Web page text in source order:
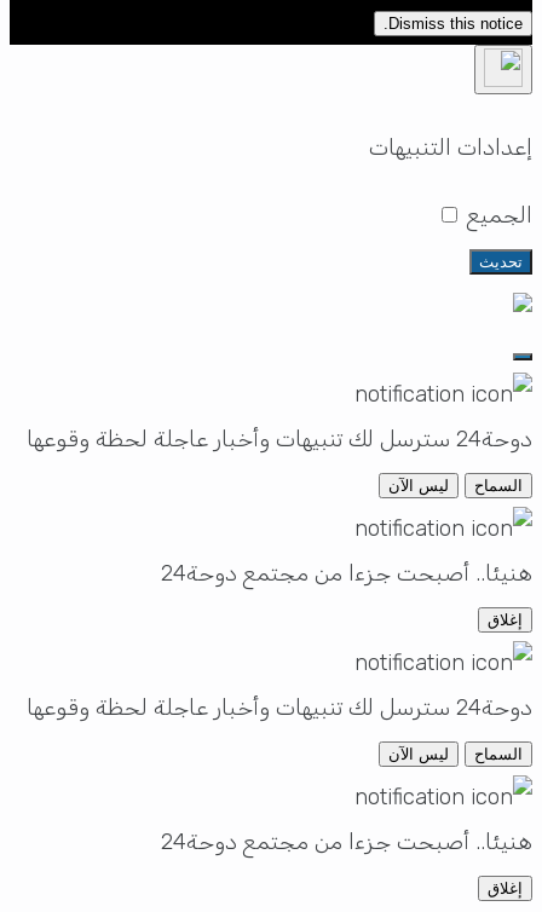
Dismiss this notice.
إعدادات التنبيهات
الجميع
تحديث
دوحة24 سترسل لك تنبيهات وأخبار عاجلة لحظة وقوعها
السماح ليس الآن
هنيئا.. أصبحت جزءا من مجتمع دوحة24
إغلاق
دوحة24 سترسل لك تنبيهات وأخبار عاجلة لحظة وقوعها
السماح ليس الآن
هنيئا.. أصبحت جزءا من مجتمع دوحة24
إغلاق